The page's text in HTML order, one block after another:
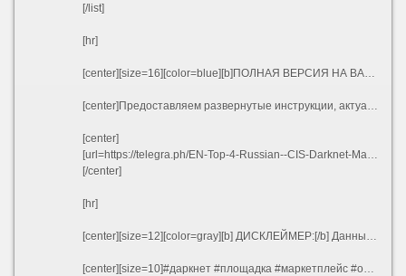
[/list]
[hr]
[center][size=16][color=blue][b]ПОЛНАЯ ВЕРСИЯ НА ВАШЕМ ЯЗЫКЕ[/b][/color][/size][/center]
[center]Предоставляем развернутые инструкции, актуальные адреса, предупреждения о рисках и специальные предложения на различных языках:[/center]
[center]
[url=https://telegra.ph/EN-Top-4-Russian--CIS-Darknet-Marketplaces-2026---Kraken-BlackSprut-Mega-OMG-Reviewr-03-07][b]English Version[/b][/url] | [url=https://telegra.ph/RU-TOP-4-Russkoyazychnye-Darknet-Ploshchadki-2026---Obzor-Kraken-BlackSprut-Mega-OMG-03-07][b]Русский[/b][/url] | [url=https://telegra.ph/UA-TOP-4-Ros%D1%96jskomovn%D1%96-Darknet-Ploshchadki-2026---Oglyad-Kraken-BlackSprut-Mega-OMG-03-07][b]Українська[/b][/url] | [url=https://telegra.ph/AZ-TOP-4-Rus-Dilli-Darknet-Bazarlar%C4%B1-2026---Kraken-BlackSprut-Mega-OMG-%C4%B0cmal%C4%B1-03-07][b]Azərbaycan[/b][/url] | [url=https://telegra.ph/BE-TOP-4-Ruskamo%D1%9Enyya-Darknet-Plyaco%D1%9Ek%D1%96-2026---Aglyad-Kraken-BlackSprut-Mega-OMG-03-07][b]Беларуская[/b][/url] | [url=https://telegra.ph/KY-TOP-4-Oruscha-Darknet-Platformalary-2026---Kraken-BlackSprut-Mega-OMG-Serep-03-07][b]Кыргызча[/b][/url] | [url=https://telegra.ph/UZ-TOP-4-Rus-Tili-Darknet-Bozorlari-2026---Kraken-BlackSprut-Mega-OMG-Sharhi-03-07][b]O\'zbek[/b][/url] | [url=https://telegra.ph/KK-TOP-4-Orys-T%D1%96ld%D1%96-Darknet-Ala%D2%A3dary-2026---Kraken-BlackSprut-Mega-OMG-SHoluy-03-07][b]Қазақ[/b][/url]
[/center]
[hr]
[center][size=12][color=gray][b] ДИСКЛЕЙМЕР:[/b] Данный материал создан исключительно в образовательных и ознакомительных целях. Соблюдайте законодательство вашего региона.[/color][/size][/center]
[center][size=10]#даркнет #площадка #маркетплейс #обзор #кракен #блэкспрут #мега #омг #крипта #безопасность #конфиденциальность #тор #онион #дарквеб[/size][/center]